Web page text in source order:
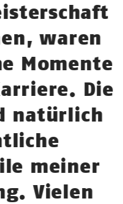
waren
Momente
Die
natürlich
meiner
Vielen